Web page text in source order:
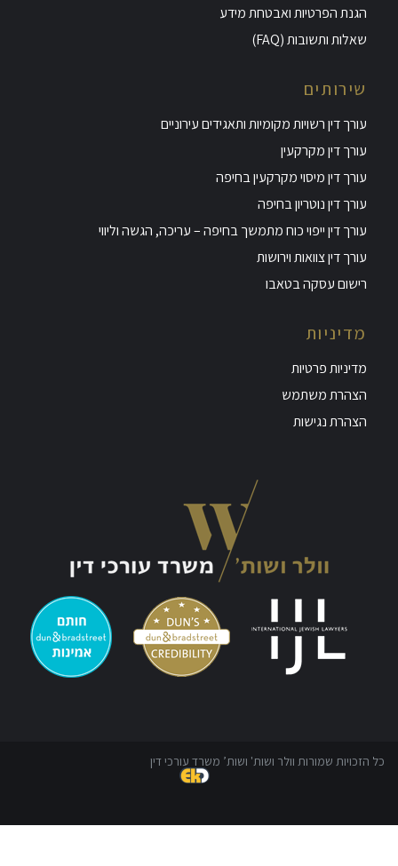
הגנת הפרטיות ואבטחת מידע
שאלות ותשובות (FAQ)
שירותים
עורך דין רשויות מקומיות ותאגידים עירוניים
עורך דין מקרקעין
עורך דין מיסוי מקרקעין בחיפה
עורך דין נוטריון בחיפה
עורך דין ייפוי כוח מתמשך בחיפה – עריכה, הגשה וליווי
עורך דין צוואות וירושות
רישום עסקה בטאבו
מדיניות
מדיניות פרטיות
הצהרת משתמש
הצהרת נגישות
כל הזכויות שמורות וולר ושות' ושות’ משרד עורכי דין